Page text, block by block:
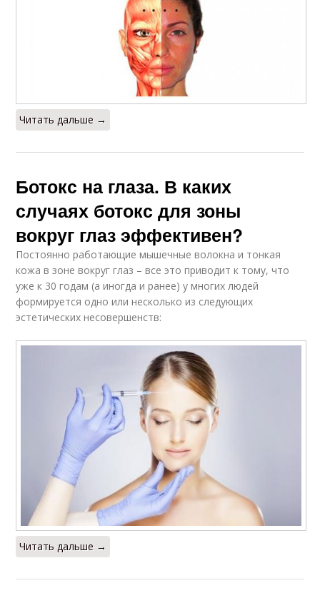
Читать дальше →
Ботокс на глаза. В каких
случаях ботокс для зоны
вокруг глаз эффективен?
Постоянно работающие мышечные волокна и тонкая
кожа в зоне вокруг глаз – все это приводит к тому, что
уже к 30 годам (а иногда и ранее) у многих людей
формируется одно или несколько из следующих
эстетических несовершенств:
Читать дальше →